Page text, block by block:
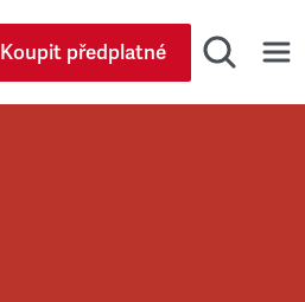
Koupit předplatné